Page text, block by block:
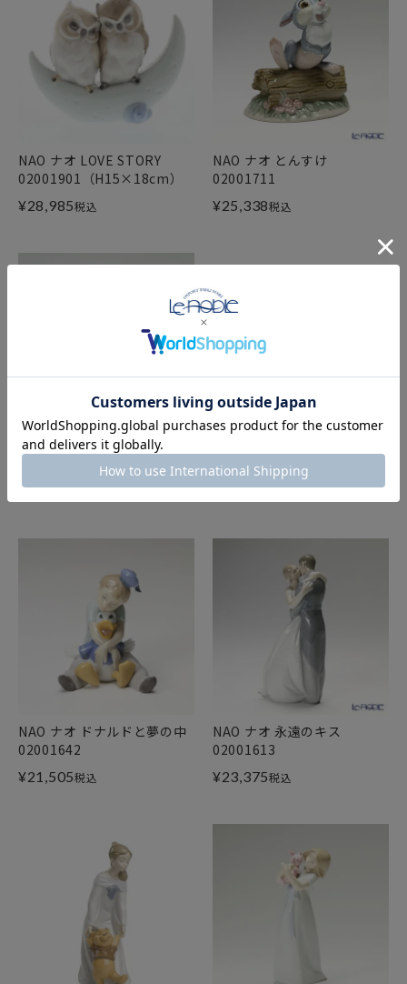
NAO ナオ LOVE STORY
02001901（H15×18cm）
¥28,985税込
NAO ナオ とんすけ
02001711
¥25,338税込
NAO ナオ スイートエンジェ
¥7,480税込
02001688
¥17,765税込
NAO ナオ ドナルドと夢の中
02001642
¥21,505税込
NAO ナオ 永遠のキス
02001613
¥23,375税込